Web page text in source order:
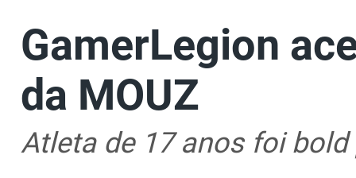
GamerLegion
da MOUZ
Atleta de 17 anos foi